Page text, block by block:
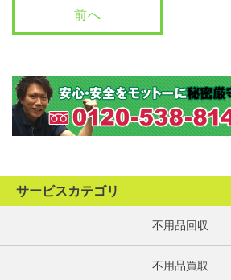
前へ
サービスカテゴリ
不用品回収
不用品買取